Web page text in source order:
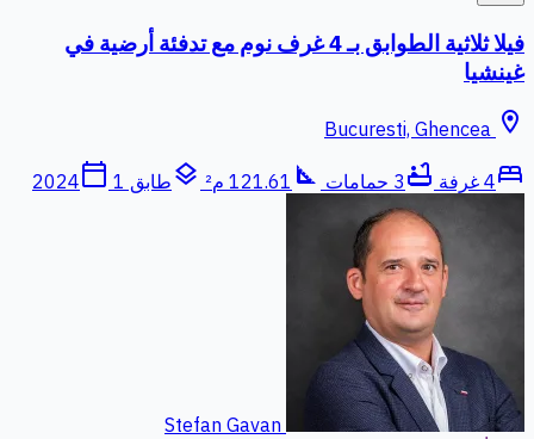
فيلا ثلاثية الطوابق بـ 4 غرف نوم مع تدفئة أرضية في
غينشيا
location_on
bed4 غرفة bathtub 3 حمامات square_foot 121.61 م² layers طابق 1 calendar_today
2024
Stefan Gavan